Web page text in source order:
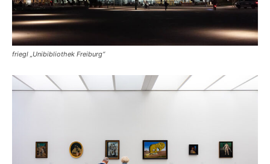
friegl „Unibibliothek Freiburg“